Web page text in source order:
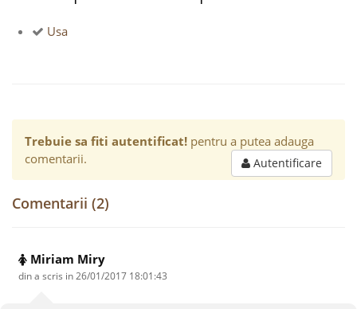
Usa
Trebuie sa fiti autentificat! pentru a putea adauga
comentarii.
Autentificare
Comentarii (2)
Miriam Miry
din a scris in26/01/2017 18:01:43